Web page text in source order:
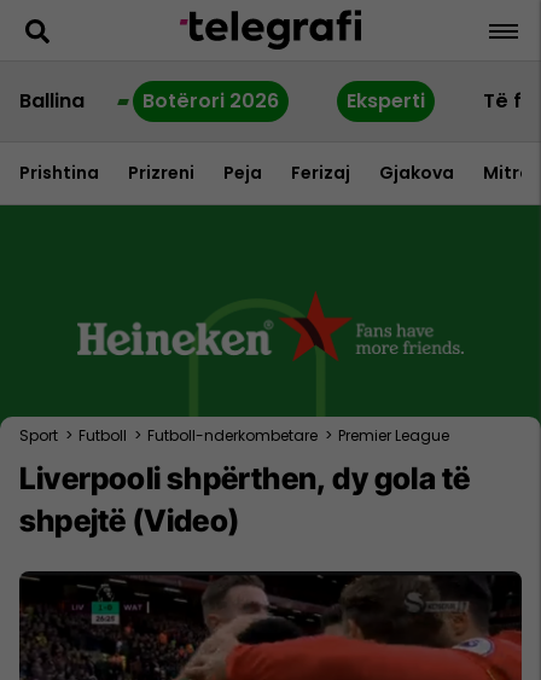
Ballina Botërori 2026 Eksperti Të
Prishtina Prizreni Peja Ferizaj Gjakova
Sport > Futboll > Futboll-nderkombetare > Premier League
Liverpooli shpërthen, dy gola të
shpejtë (Video)